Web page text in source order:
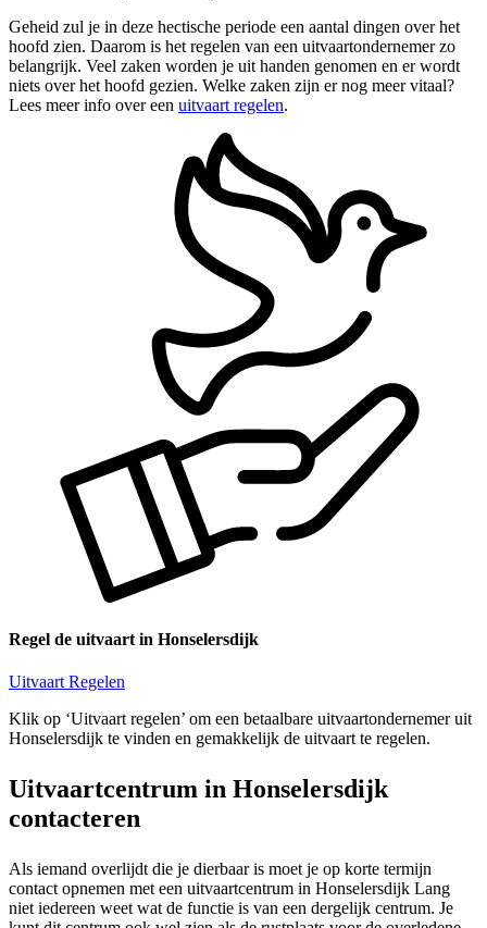
Geheid zul je in deze hectische periode een aantal dingen over het
hoofd zien. Daarom is het regelen van een uitvaartondernemer zo
belangrijk. Veel zaken worden je uit handen genomen en er wordt
niets over het hoofd gezien. Welke zaken zijn er nog meer vitaal?
Lees meer info over een uitvaart regelen.
Regel de uitvaart in Honselersdijk
Uitvaart Regelen
Klik op ‘Uitvaart regelen’ om een betaalbare uitvaartondernemer uit
Honselersdijk te vinden en gemakkelijk de uitvaart te regelen.
Uitvaartcentrum in Honselersdijk
contacteren
Als iemand overlijdt die je dierbaar is moet je op korte termijn
contact opnemen met een uitvaartcentrum in Honselersdijk Lang
niet iedereen weet wat de functie is van een dergelijk centrum. Je